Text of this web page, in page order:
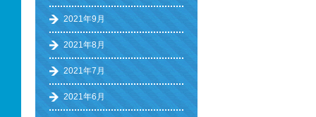
2021年9月
2021年8月
2021年7月
2021年6月